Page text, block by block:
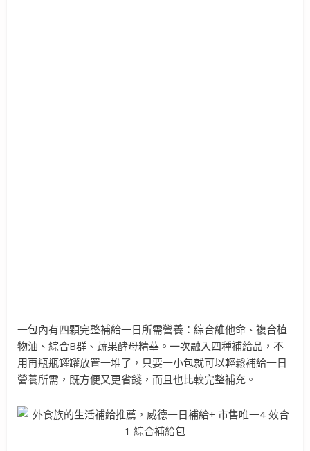
一包內有四顆完整補給一日所需營養：綜合維他命、複合植
物油、綜合B群、蔬果酵母精華。一次融入四種補給品，不
用再瓶瓶罐罐放置一堆了，只要一小包就可以輕鬆補給一日
營養所需，既方便又更省錢，而且也比較完整補充。